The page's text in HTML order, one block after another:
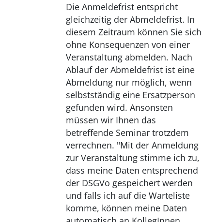
Die Anmeldefrist entspricht
gleichzeitig der Abmeldefrist. In
diesem Zeitraum können Sie sich
ohne Konsequenzen von einer
Veranstaltung abmelden. Nach
Ablauf der Abmeldefrist ist eine
Abmeldung nur möglich, wenn
selbstständig eine Ersatzperson
gefunden wird. Ansonsten
müssen wir Ihnen das
betreffende Seminar trotzdem
verrechnen. "Mit der Anmeldung
zur Veranstaltung stimme ich zu,
dass meine Daten entsprechend
der DSGVo gespeichert werden
und falls ich auf die Warteliste
komme, können meine Daten